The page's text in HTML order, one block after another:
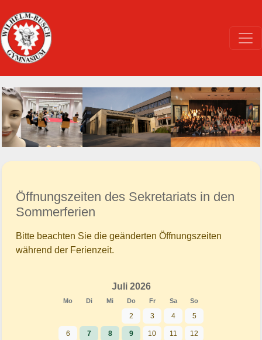
Öffnungszeiten des Sekretariats in den
Sommerferien
Bitte beachten Sie die geänderten Öffnungszeiten
während der Ferienzeit.
Juli 2026
Mo Di Mi Do Fr Sa So
2 3 4 5
6 7 8 9 10 11 12